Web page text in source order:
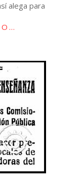
alega para